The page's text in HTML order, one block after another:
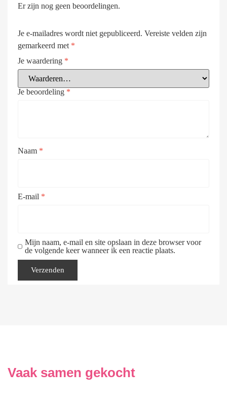
Er zijn nog geen beoordelingen.
Je e-mailadres wordt niet gepubliceerd. Vereiste velden zijn
gemarkeerd met *
Je waardering *
Je beoordeling *
Naam *
E-mail *
Mijn naam, e-mail en site opslaan in deze browser voor
de volgende keer wanneer ik een reactie plaats.
Vaak samen gekocht